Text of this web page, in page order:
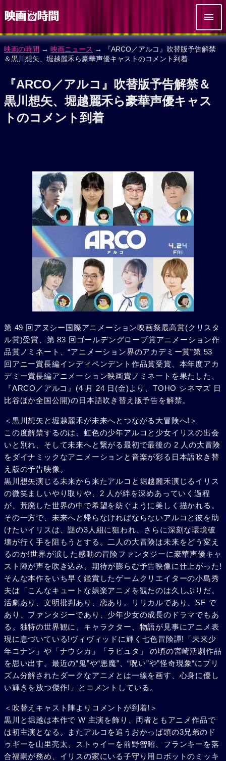
映画の時間 → 映画ニュース → 『ARCO／アルコ』吹替版予告解禁
＆黒川想矢、堀越麗禾ら豪華声優キャストのコメント到着
『ARCO／アルコ』吹替版予告解禁＆
黒川想矢、堀越麗禾ら豪華声優キャス
トのコメント到着
第 49 回アヌシー国際アニメーション映画祭最高賞(クリスタ
ル賞)受賞、第 83 回ゴールデングローブ賞アニメーション作
品賞ノミネート、“アニメーション界のアカデミー賞”第 53
回アニー賞長編インディペンデント作品賞受賞、本年度アカ
デミー賞長編アニメーション映画賞ノミネートを果たした、
『ARCO／アルコ』(4 月 24 日(金)より、TOHO シネマズ 日
比谷ほか全国公開)の日本語吹き替え版予告を解禁。
＜黒川想矢と堀越麗禾が未来へとつながる大冒険へ!＞
この度解禁するのは、虹色の少年アルコと少女イリスの出会
いと別れ、そして未来へと繋がる最初で最後の 2 人の大冒険
をダイナミックなアニメーションと音楽が彩る日本語吹き替
え版の予告映像。
黒川想矢演じる未来から来たアルコと堀越麗禾演じるイリス
の微笑ましいやり取りや、2 人が絆を深めあっていく過程
が、荒廃した世界の中で希望を紡ぐように美しく描かれる。
その一方で、未来へと帰らなければならないアルコと彼を助
けたいイリスは、謎の3人組に狙われ、さらに深刻な環境破
壊が行く手を阻もうとする。二人の大冒険は未来をどう変え
るのか!世界が涙した感動の冒険ファンタジーに豪華声優キャ
スト陣が声を吹き込み、期待が膨らむ予告映像に仕上がった!
そんな本作をいち早く鑑賞したゲームクリエイターの小島秀
夫は「こんなキュートな娯楽アニメを観たのは久しぶりだ。
活劇あり、文明批判あり、恋あり。リリカルであり、SF で
あり、ファンタジーであり、少年少女の成長のドラマでもあ
る。独特の世界観に、キャラクター、物語が見事にアニメ表
現に息づいている!ヴィヴィッドに輝く七色冒険譚!「未来少
年コナン」や「ナウシカ」「ラピュタ」 の頃の宮崎活劇作品
を思い出す。最近の“鬼”や“悪魔”、“呪い”や”怪奇現象“にプリ
ズム分解されたダークなアニメとは一線を画す、心身に優し
い輝きを放つ傑作!」とコメントしている。
＜吹替えキャスト陣よりコメントが到着!＞
黒川と堀越は本作で W 主演を飾り、両者ともアニメ作品で
は初主演となる。またアルコを追うおかっぱ頭の3兄弟のド
ゥギーを山里亮太、ストゥイーを前野智昭、フランキーを落
合福嗣が務め、イリスの家にいる子守り用ロボットのミッキ